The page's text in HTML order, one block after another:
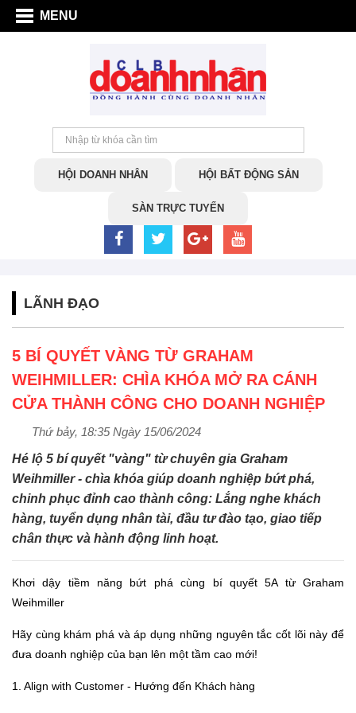
MENU
HỘI DOANH NHÂN HỘI BẤT ĐỘNG SẢN
SÀN TRỰC TUYẾN
LÃNH ĐẠO
5 BÍ QUYẾT VÀNG TỪ GRAHAM
WEIHMILLER: CHÌA KHÓA MỞ RA CÁNH
CỬA THÀNH CÔNG CHO DOANH NGHIỆP
Thứ bảy, 18:35 Ngày 15/06/2024
Hé lộ 5 bí quyết "vàng" từ chuyên gia Graham
Weihmiller - chìa khóa giúp doanh nghiệp bứt phá,
chinh phục đỉnh cao thành công: Lắng nghe khách
hàng, tuyển dụng nhân tài, đầu tư đào tạo, giao tiếp
chân thực và hành động linh hoạt.
Khơi dậy tiềm năng bứt phá cùng bí quyết 5A từ Graham
Weihmiller
Hãy cùng khám phá và áp dụng những nguyên tắc cốt lõi này để
đưa doanh nghiệp của bạn lên một tầm cao mới!
1. Align with Customer - Hướng đến Khách hàng